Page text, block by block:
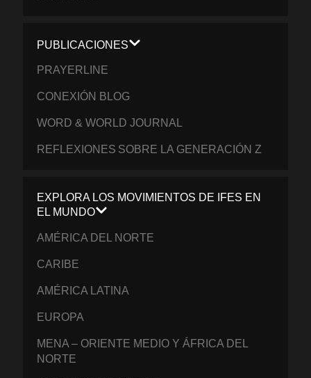
PUBLICACIONES
PRAYERLINE
CONEXIÓN BLOG
WORD & WORLD JOURNAL
REFLEXIONES SOBRE LA GENERACIÓN Z
EXPLORA LOS MOVIMIENTOS DE IFES EN
EL MUNDO
AMÉRICA DEL NORTE
CARIBE
AMÉRICA LATINA
EUROPA
MENA – ORIENTE MEDIO Y ÁFRICA DEL
NORTE